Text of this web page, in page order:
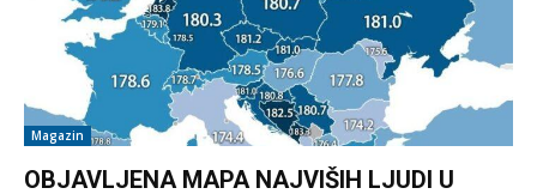
Magazin
OBJAVLJENA MAPA NAJVIŠIH LJUDI U